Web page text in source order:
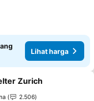
Lihat harga
ke favorit
Zurich
2.506